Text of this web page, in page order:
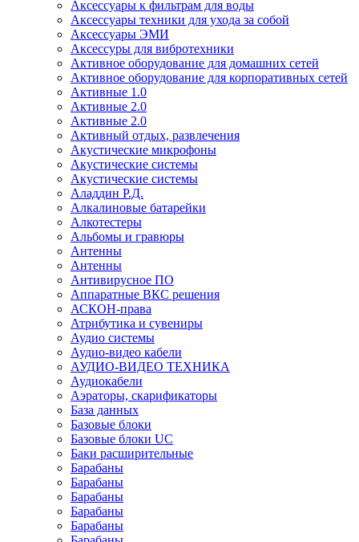
Аксессуары к фильтрам для воды
Аксессуары техники для ухода за собой
Аксессуары ЭМИ
Аксессуры для вибротехники
Активное оборудование для домашних сетей
Активное оборудование для корпоративных сетей
Активные 1.0
Активные 2.0
Активные 2.0
Активный отдых, развлечения
Акустические микрофоны
Акустические системы
Акустические системы
Аладдин Р.Д.
Алкалиновые батарейки
Алкотестеры
Альбомы и гравюры
Антенны
Антенны
Антивирусное ПО
Аппаратные ВКС решения
АСКОН-права
Атрибутика и сувениры
Аудио системы
Аудио-видео кабели
АУДИО-ВИДЕО ТЕХНИКА
Аудиокабели
Аэраторы, скарификаторы
База данных
Базовые блоки
Базовые блоки UC
Баки расширительные
Барабаны
Барабаны
Барабаны
Барабаны
Барабаны